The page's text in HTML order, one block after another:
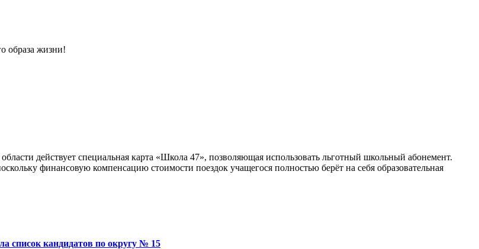
образа жизни!
действует специальная карта «Школа 47», позволяющая использовать льготный школьный абонемент.
финансовую компенсацию стоимости поездок учащегося полностью берёт на себя образовательная
список кандидатов по округу № 15